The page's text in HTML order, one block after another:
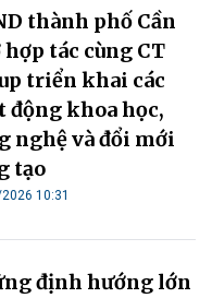
thành phố Cần
hợp tác cùng CT
triển khai các
động khoa học,
nghệ và đổi mới
tạo
10:31
định hướng lớn